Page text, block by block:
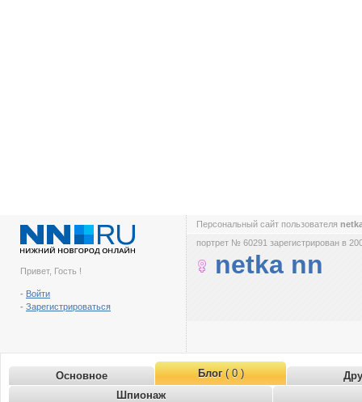
Привет, Гость !
- Войти
- Зарегистрироваться
Персональный сайт пользователя
портрет № 60291 зарегистрирован в
netka nn
Основное Блог( 0 )
Шпионаж